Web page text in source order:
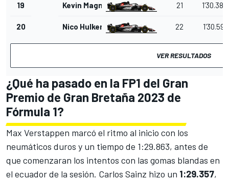
19 Kevin Magnussen 21 1'30.385
20 Nico Hulkenberg 22 1'30.591
VER RESULTADOS
¿Qué ha pasado en la FP1 del Gran
Premio de Gran Bretaña 2023 de
Fórmula 1?
Max Verstappen marcó el ritmo al inicio con los
neumáticos duros y un tiempo de 1:29.863, antes de
que comenzaran los intentos con las gomas blandas en
el ecuador de la sesión. Carlos Sainz hizo un 1:29.357,